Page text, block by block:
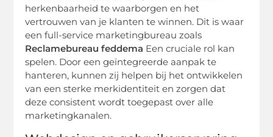
herkenbaarheid te waarborgen en het
vertrouwen van je klanten te winnen. Dit is waar
een full-service marketingbureau zoals
Reclamebureau feddema Een cruciale rol kan
spelen. Door een geïntegreerde aanpak te
hanteren, kunnen zij helpen bij het ontwikkelen
van een sterke merkidentiteit en zorgen dat
deze consistent wordt toegepast over alle
marketingkanalen.